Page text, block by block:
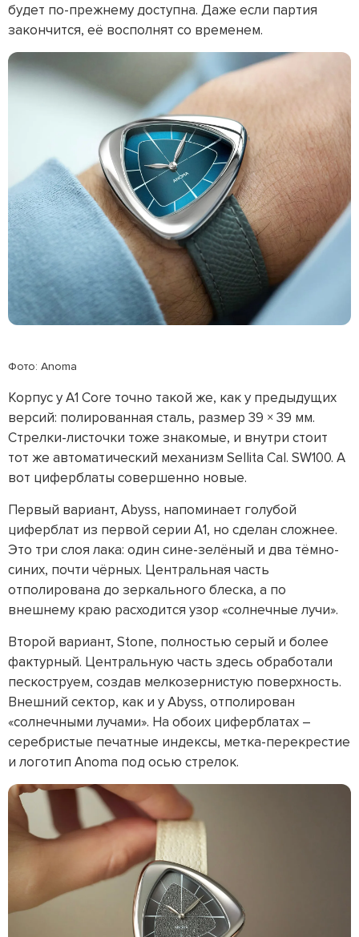
будет по-прежнему доступна. Даже если партия
закончится, её восполнят со временем.
Фото: Anoma
Корпус у A1 Core точно такой же, как у предыдущих
версий: полированная сталь, размер 39 × 39 мм.
Стрелки-листочки тоже знакомые, и внутри стоит
тот же автоматический механизм Sellita Cal. SW100. А
вот циферблаты совершенно новые.
Первый вариант, Abyss, напоминает голубой
циферблат из первой серии A1, но сделан сложнее.
Это три слоя лака: один сине-зелёный и два тёмно-
синих, почти чёрных. Центральная часть
отполирована до зеркального блеска, а по
внешнему краю расходится узор «солнечные лучи».
Второй вариант, Stone, полностью серый и более
фактурный. Центральную часть здесь обработали
пескоструем, создав мелкозернистую поверхность.
Внешний сектор, как и у Abyss, отполирован
«солнечными лучами». На обоих циферблатах –
серебристые печатные индексы, метка-перекрестие
и логотип Anoma под осью стрелок.